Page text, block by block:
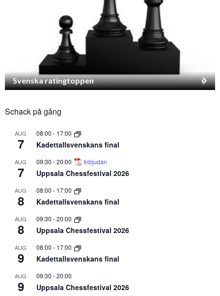
Svenska ratingtoppen
Schack på gång
AUG
7
08:00 - 17:00
Kadettallsvenskans final
AUG
7
09:30 -20:00 Inbjudan
Uppsala Chessfestival 2026
AUG
8
08:00 - 17:00
Kadettallsvenskans final
AUG
8
09:30 -20:00
Uppsala Chessfestival 2026
AUG
9
08:00 - 17:00
Kadettallsvenskans final
AUG
9
09:30 -20:00
Uppsala Chessfestival 2026